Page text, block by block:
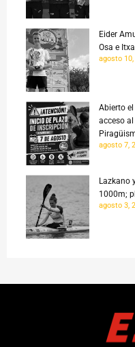
Eider
Osa e
agosto
Abierto
acceso
agosto 7,
Lazkano
1000m;
agosto 3,